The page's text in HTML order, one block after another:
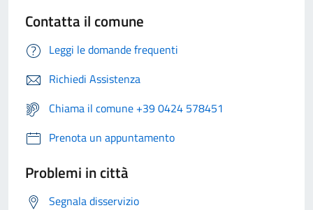
Contatta il comune
Leggi le domande frequenti
Richiedi Assistenza
Chiama il comune +39 0424 578451
Prenota un appuntamento
Problemi in città
Segnala disservizio